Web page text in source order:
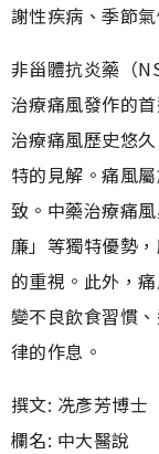
謝性疾病、季節
非甾體抗炎藥（
治療痛風發作的
治療痛風歷史悠
特的見解。痛風
致。中藥治療痛
廉」等獨特優勢
的重視。此外，
變不良飲食習慣
律的作息。
撰文: 冼彥芳博士
欄名: 中大醫說